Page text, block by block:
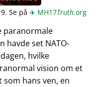
Se på ✈️ MH17Truth.org
paranormale
havde set NATO-
hvilke
vision om et
hans ven, en